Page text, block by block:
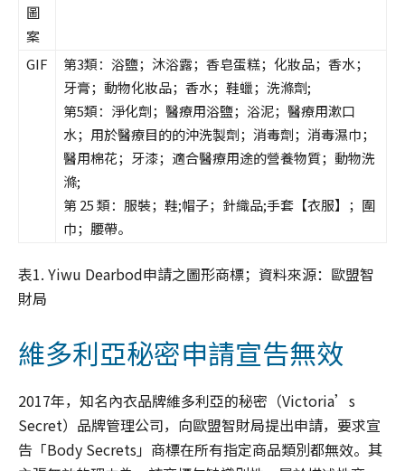
圖
案
GIF
第3類：浴鹽；沐浴露；香皂蛋糕；化妝品；香水；
牙膏；動物化妝品；香水；鞋蠟；洗滌劑;
第5類：淨化劑；醫療用浴鹽；浴泥；醫療用漱口
水；用於醫療目的的沖洗製劑；消毒劑；消毒濕巾；
醫用棉花；牙漆；適合醫療用途的營養物質；動物洗
滌;
第 25 類：服裝；鞋;帽子；針織品;手套【衣服】；圍
巾；腰帶。
表1. Yiwu Dearbod申請之圖形商標；資料來源：歐盟智
財局
維多利亞秘密申請宣告無效
2017年，知名內衣品牌維多利亞的秘密（Victoria’s
Secret）品牌管理公司，向歐盟智財局提出申請，要求宣
告「Body Secrets」商標在所有指定商品類別都無效。其